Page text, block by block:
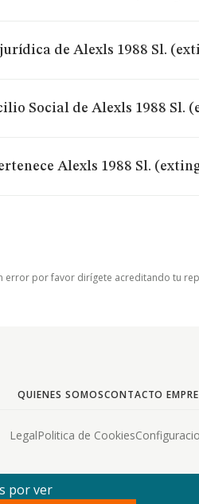
de Alexls 1988 Sl.
Social de Alexls 1988 Sl.
Alexls 1988 Sl.
error por favor dirígete acreditando tu
QUIENES SOMOSCONTACTO
LegalPolitica de Cookies
por ver